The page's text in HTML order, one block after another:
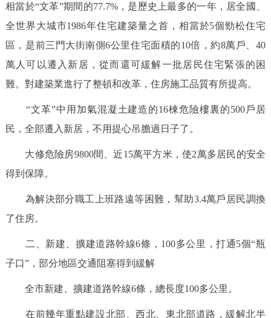
相當於“文革”期間的77.7%，是歷史上最多的一年，居全國、
全世界大城市1986年住宅建築量之首，相當於5個勁松住宅
區，是前三門大街南側6公里住宅面積的10倍，約8萬戶、40
萬人可以遷入新居，從而還可緩解一批居民住宅緊張的困
難。對建築業進行了整頓和改革，住房施工品質有所提高。
“文革”中用加氣混凝土建造的16棟危險樓裏的500戶居
民，全部遷入新居，不用提心吊膽過日子了。
大修危險房9800間、近15萬平方米，使2萬多居民的安全
得到保障。
為解決部分職工上班路遠等困難，幫助3.4萬戶居民調換
了住房。
二、新建、擴建道路幹線6條，100多公里，打通5個“瓶
子口”，部分地區交通阻塞得到緩解
全市新建、擴建道路幹線6條，總長度100多公里。
在前幾年重點建設北部、西北、東北部道路，緩解北半